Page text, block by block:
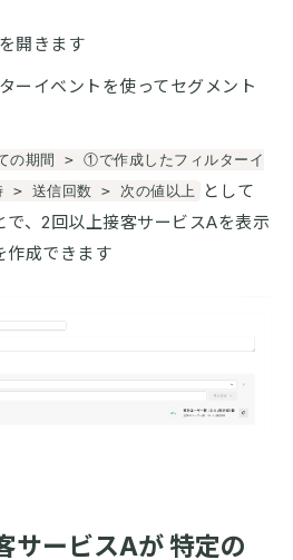
開きます
ーイベントを使ってセグメント
の期間 > ①で作成したフィルターイ
> 送信回数 > 次の値以上
として
で、2回以上接客サービスAを表示
作成できます
サービスAが特定の